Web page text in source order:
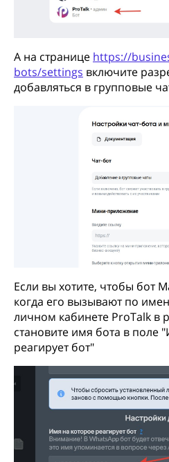
А на странице https://
bots/settings включите
добавляться в групповые
Если вы хотите, чтобы бот
когда его вызывают по
личном кабинете ProTalk в
становите имя бота в поле
реагирует бот"